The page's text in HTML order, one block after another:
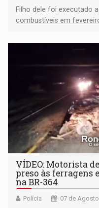
Filho dele foi executado
combustíveis em
VÍDEO: Motorista
preso às ferragens
na BR-364
Polícia 07 de